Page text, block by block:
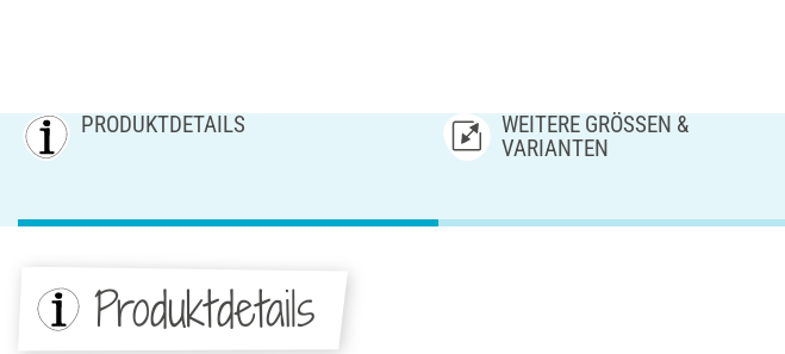
PRODUKTDETAILS
WEITERE GRÖSSEN & V
ARIANTEN
Produktdetails